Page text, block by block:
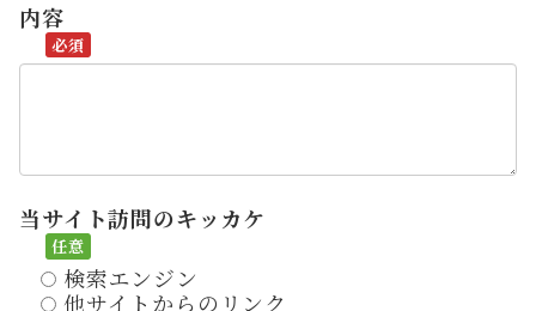
内容
当サイト訪問のキッカケ
検索エンジン
他サイトからのリンク